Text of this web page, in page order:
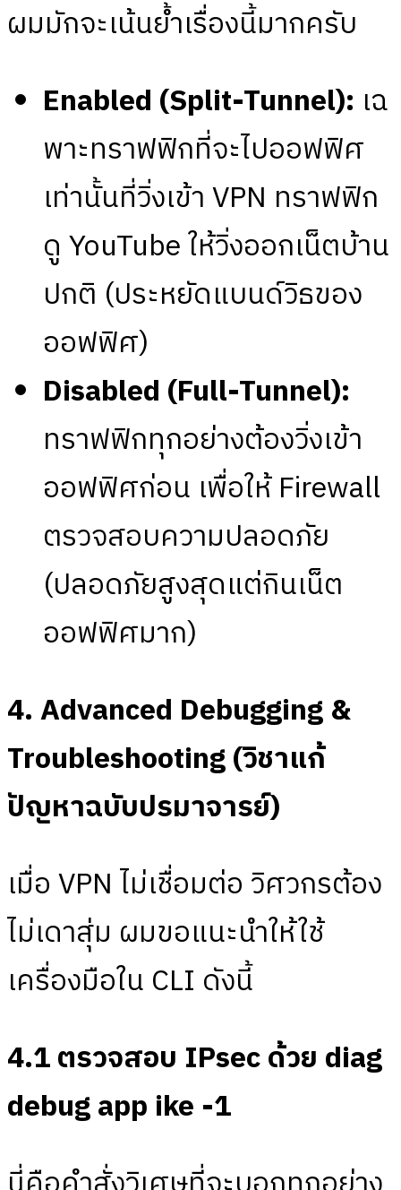
ผมมักจะเน้นย้ำเรื่องนี้มากครับ
Enabled (Split-Tunnel): เฉ
พาะทราฟฟิกที่จะไปออฟฟิศ
เท่านั้นที่วิ่งเข้า VPN ทราฟฟิก
ดู YouTube ให้วิ่งออกเน็ตบ้าน
ปกติ (ประหยัดแบนด์วิธของ
ออฟฟิศ)
Disabled (Full-Tunnel):
ทราฟฟิกทุกอย่างต้องวิ่งเข้า
ออฟฟิศก่อน เพื่อให้ Firewall
ตรวจสอบความปลอดภัย
(ปลอดภัยสูงสุดแต่กินเน็ต
ออฟฟิศมาก)
4. Advanced Debugging &
Troubleshooting (วิชาแก้
ปัญหาฉบับปรมาจารย์)
เมื่อ VPN ไม่เชื่อมต่อ วิศวกรต้อง
ไม่เดาสุ่ม ผมขอแนะนำให้ใช้
เครื่องมือใน CLI ดังนี้
4.1 ตรวจสอบ IPsec ด้วย diag
debug app ike -1